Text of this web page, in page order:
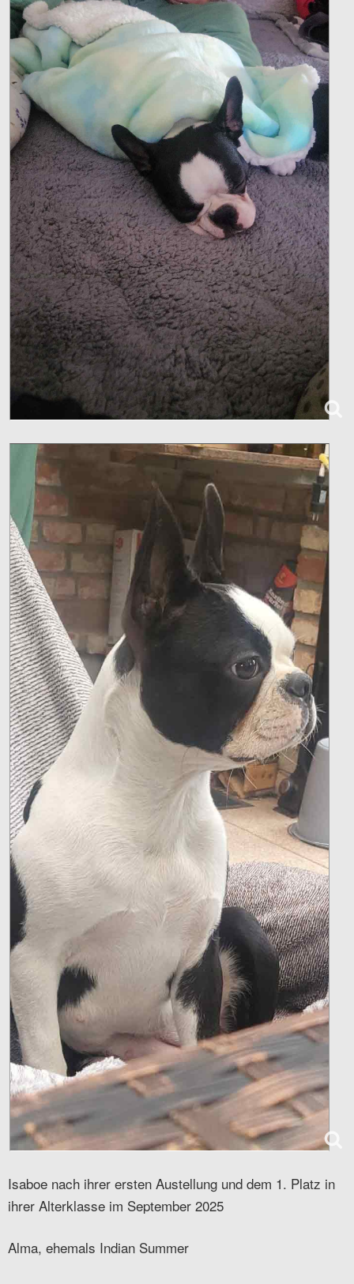
Isaboe nach ihrer ersten Austellung und dem 1. Platz in
ihrer Alterklasse im September 2025
Alma, ehemals Indian Summer